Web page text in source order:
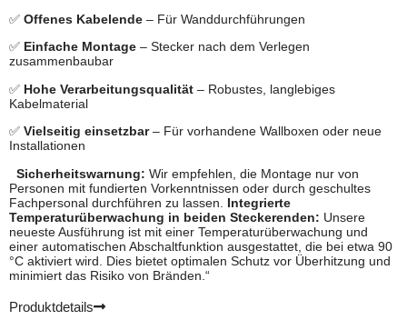
✅ Offenes Kabelende – Für Wanddurchführungen
✅ Einfache Montage – Stecker nach dem Verlegen
zusammenbaubar
✅ Hohe Verarbeitungsqualität – Robustes, langlebiges
Kabelmaterial
✅ Vielseitig einsetzbar– Für vorhandene Wallboxen oder neue
Installationen
Sicherheitswarnung: Wir empfehlen, die Montage nur von
Personen mit fundierten Vorkenntnissen oder durch geschultes
Fachpersonal durchführen zu lassen. Integrierte
Temperaturüberwachung in beiden Steckerenden: Unsere
neueste Ausführung ist mit einer Temperaturüberwachung und
einer automatischen Abschaltfunktion ausgestattet, die bei etwa 90
°C aktiviert wird. Dies bietet optimalen Schutz vor Überhitzung und
minimiert das Risiko von Bränden.“
Produktdetails